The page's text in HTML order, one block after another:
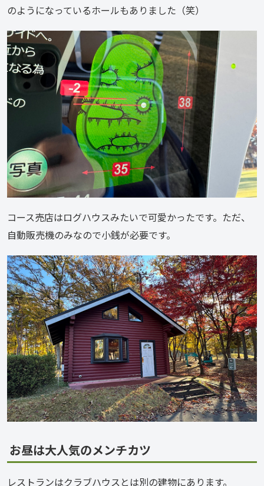
のようになっているホールもありました（笑）
コース売店はログハウスみたいで可愛かったです。ただ、
自動販売機のみなので小銭が必要です。
お昼は大人気のメンチカツ
レストランはクラブハウスとは別の建物にあります。